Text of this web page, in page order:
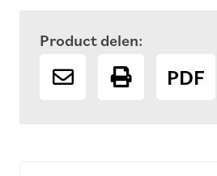
Product delen:
PDF